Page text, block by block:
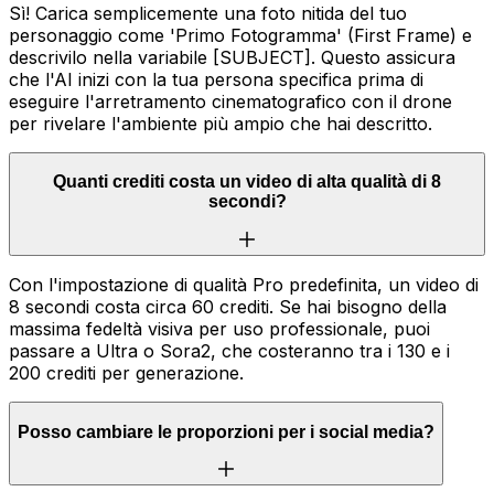
Sì! Carica semplicemente una foto nitida del tuo
personaggio come 'Primo Fotogramma' (First Frame) e
descrivilo nella variabile [SUBJECT]. Questo assicura
che l'AI inizi con la tua persona specifica prima di
eseguire l'arretramento cinematografico con il drone
per rivelare l'ambiente più ampio che hai descritto.
Quanti crediti costa un video di alta qualità di 8
secondi?
Con l'impostazione di qualità Pro predefinita, un video di
8 secondi costa circa 60 crediti. Se hai bisogno della
massima fedeltà visiva per uso professionale, puoi
passare a Ultra o Sora2, che costeranno tra i 130 e i
200 crediti per generazione.
Posso cambiare le proporzioni per i social media?